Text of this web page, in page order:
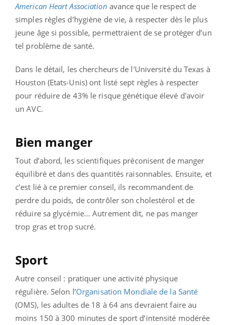
American Heart Association avance que le respect de
simples règles d’hygiène de vie, à respecter dès le plus
jeune âge si possible, permettraient de se protéger d’un
tel problème de santé.
Dans le détail, les chercheurs de l'Université du Texas à
Houston (Etats-Unis) ont listé sept règles à respecter
pour réduire de 43% le risque génétique élevé d'avoir
un AVC.
Bien manger
Tout d’abord, les scientifiques préconisent de manger
équilibré et dans des quantités raisonnables. Ensuite, et
c’est lié à ce premier conseil, ils recommandent de
perdre du poids, de contrôler son cholestérol et de
réduire sa glycémie… Autrement dit, ne pas manger
trop gras et trop sucré.
Sport
Autre conseil : pratiquer une activité physique
régulière. Selon l’Organisation Mondiale de la Santé
(OMS), les adultes de 18 à 64 ans devraient faire au
moins 150 à 300 minutes de sport d’intensité modérée